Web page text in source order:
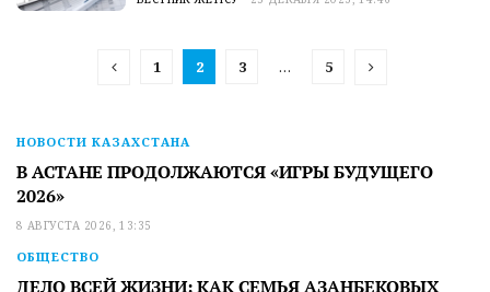
1 2 3 … 5
НОВОСТИ КАЗАХСТАНА
В АСТАНЕ ПРОДОЛЖАЮТСЯ «ИГРЫ БУДУЩЕГО
2026»
8 АВГУСТА 2026, 13:35
ОБЩЕСТВО
ДЕЛО ВСЕЙ ЖИЗНИ: КАК СЕМЬЯ АЗАНБЕКОВЫХ